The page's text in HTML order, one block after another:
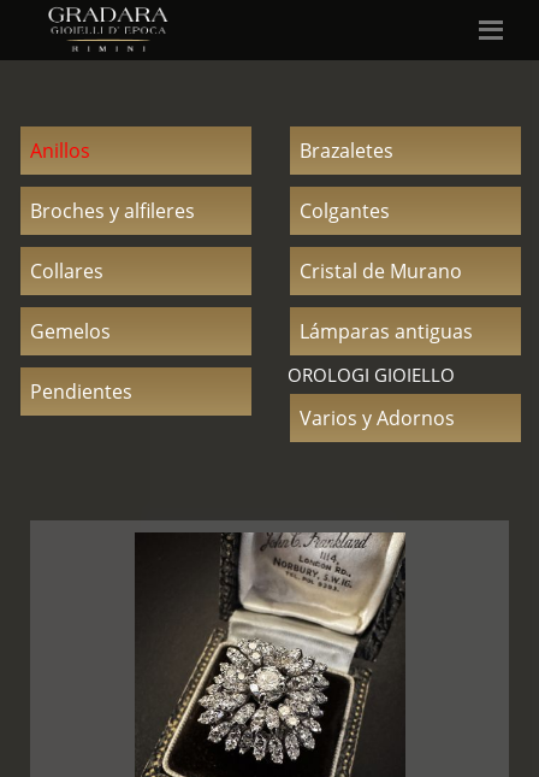
Anillos Brazaletes
Broches y alfileres Colgantes
Collares Cristal de Murano
Gemelos Lámparas antiguas
Pendientes
OROLOGI GIOIELLO
Varios y Adornos